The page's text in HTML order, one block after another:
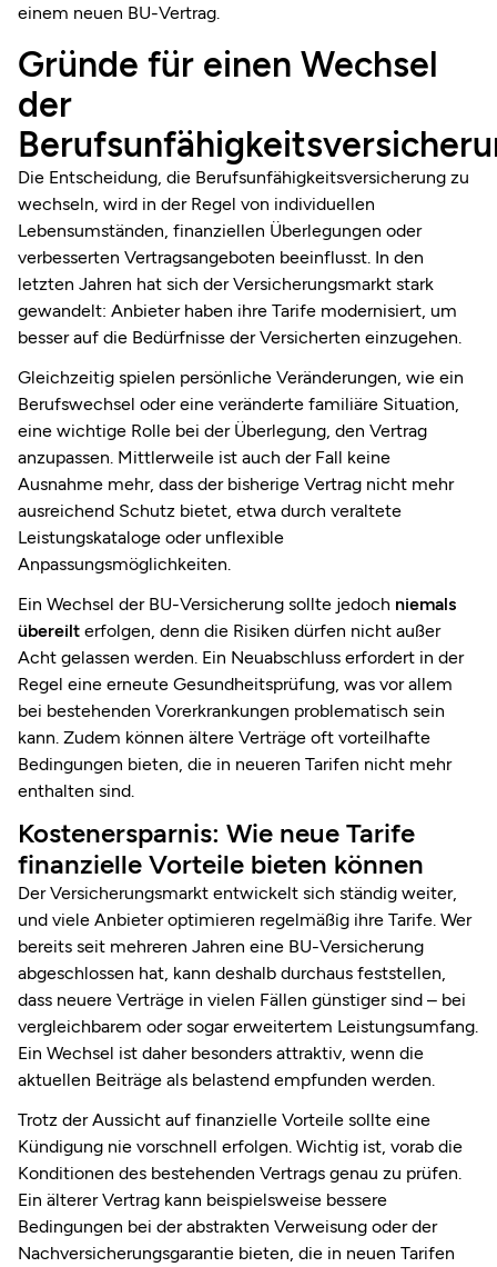
einem neuen BU-Vertrag.
Gründe für einen Wechsel
der
Die Entscheidung, die Berufsunfähigkeitsversicherung zu
wechseln, wird in der Regel von individuellen
Lebensumständen, finanziellen Überlegungen oder
verbesserten Vertragsangeboten beeinflusst. In den
letzten Jahren hat sich der Versicherungsmarkt stark
gewandelt: Anbieter haben ihre Tarife modernisiert, um
besser auf die Bedürfnisse der Versicherten einzugehen.
Gleichzeitig spielen persönliche Veränderungen, wie ein
Berufswechsel oder eine veränderte familiäre Situation,
eine wichtige Rolle bei der Überlegung, den Vertrag
anzupassen. Mittlerweile ist auch der Fall keine
Ausnahme mehr, dass der bisherige Vertrag nicht mehr
ausreichend Schutz bietet, etwa durch veraltete
Leistungskataloge oder unflexible
Anpassungsmöglichkeiten.
Ein Wechsel der BU-Versicherung sollte jedoch niemals
übereilt erfolgen, denn die Risiken dürfen nicht außer
Acht gelassen werden. Ein Neuabschluss erfordert in der
Regel eine erneute Gesundheitsprüfung, was vor allem
bei bestehenden Vorerkrankungen problematisch sein
kann. Zudem können ältere Verträge oft vorteilhafte
Bedingungen bieten, die in neueren Tarifen nicht mehr
enthalten sind.
Kostenersparnis: Wie neue Tarife
finanzielle Vorteile bieten können
Der Versicherungsmarkt entwickelt sich ständig weiter,
und viele Anbieter optimieren regelmäßig ihre Tarife. Wer
bereits seit mehreren Jahren eine BU-Versicherung
abgeschlossen hat, kann deshalb durchaus feststellen,
dass neuere Verträge in vielen Fällen günstiger sind – bei
vergleichbarem oder sogar erweitertem Leistungsumfang.
Ein Wechsel ist daher besonders attraktiv, wenn die
aktuellen Beiträge als belastend empfunden werden.
Trotz der Aussicht auf finanzielle Vorteile sollte eine
Kündigung nie vorschnell erfolgen. Wichtig ist, vorab die
Konditionen des bestehenden Vertrags genau zu prüfen.
Ein älterer Vertrag kann beispielsweise bessere
Bedingungen bei der abstrakten Verweisung oder der
Nachversicherungsgarantie bieten, die in neuen Tarifen